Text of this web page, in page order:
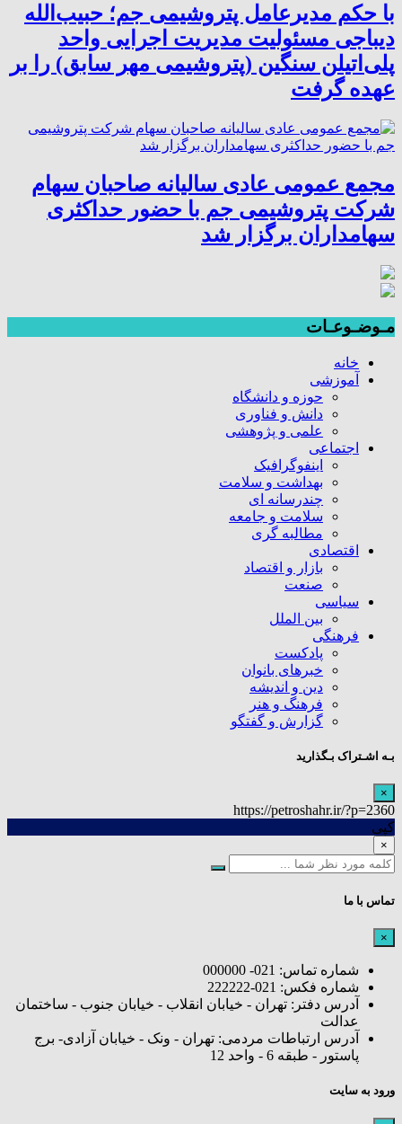
با حکم مدیرعامل پتروشیمی جم؛ حبیب‌الله
دیباجی مسئولیت مدیریت اجرایی واحد
پلی‌اتیلن سنگین (پتروشیمی مهر سابق) را بر
عهده گرفت
مجمع عمومی عادی سالیانه صاحبان سهام
شرکت پتروشیمی جم با حضور حداکثری
سهامداران برگزار شد
مـوضـوعـات
خانه
آموزشی
حوزه و دانشگاه
دانش و فناوری
علمی و پژوهشی
اجتماعی
اینفوگرافیک
بهداشت و سلامت
چندرسانه ای
سلامت و جامعه
مطالبه گری
اقتصادی
بازار و اقتصاد
صنعت
سیاسی
بین الملل
فرهنگی
پادکست
خبرهای بانوان
دین و اندیشه
فرهنگ و هنر
گزارش و گفتگو
بـه اشـتراک بـگذارید
×
https://petroshahr.ir/?p=2360
کپی
×
تماس با ما
×
شماره تماس: 021- 000000
شماره فکس: 021-222222
آدرس دفتر: تهران - خیابان انقلاب - خیابان جنوب - ساختمان
عدالت
آدرس ارتباطات مردمی: تهران - ونک - خیابان آزادی- برج
پاستور - طبقه 6 - واحد 12
ورود به سایت